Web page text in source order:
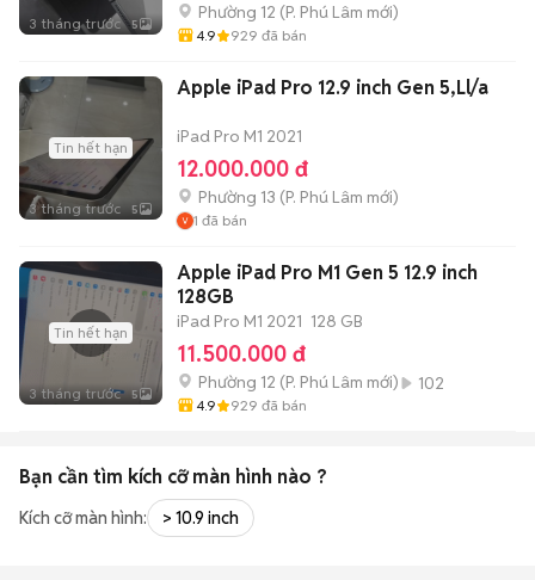
3 tháng trước 5
Phường 12 (P. Phú Lâm mới)
4.9 929 đã bán
Tin hết hạn
3 tháng trước 5
Apple iPad Pro 12.9 inch Gen 5,Ll/a
iPad Pro M1 2021
12.000.000 đ
Phường 13 (P. Phú Lâm mới)
1 đã bán
Tin hết hạn
3 tháng trước 5
Apple iPad Pro M1 Gen 5 12.9 inch
128GB
iPad Pro M1 2021 128 GB
11.500.000 đ
Phường 12 (P. Phú Lâm mới) 102
4.9 929 đã bán
Bạn cần tìm kích cỡ màn hình nào ?
Kích cỡ màn hình: > 10.9 inch